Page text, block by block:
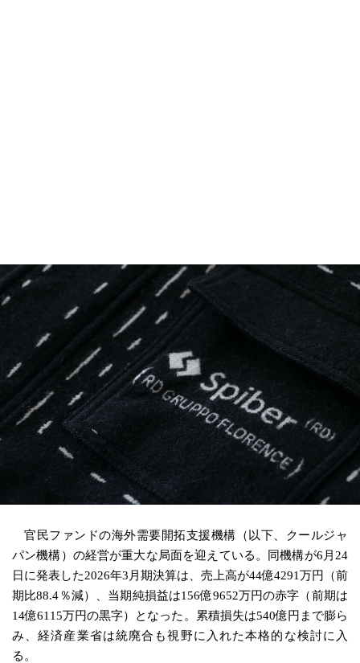
官民ファンドの海外需要開拓支援機構（以下、クールジャ
パン機構）の経営が重大な局面を迎えている。同機構が6月24
日に発表した2026年3月期決算は、売上高が44億4291万円（前
期比88.4％減）、当期純損益は156億9652万円の赤字（前期は
14億6115万円の黒字）となった。累積損失は540億円まで膨ら
み、経済産業省は統廃合も視野に入れた本格的な検討に入
る。